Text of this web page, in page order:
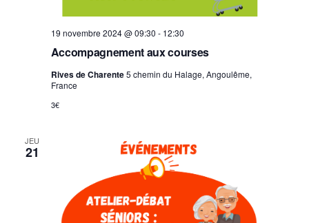
Accompagnement aux courses
19 novembre 2024 @ 09:30 - 12:30
Rives de Charente5 chemin du Halage, Angoulême,
France
3€
JEU
21